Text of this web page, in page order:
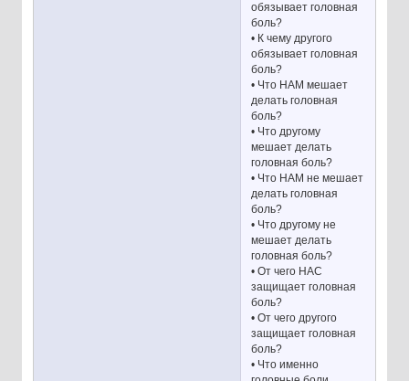
обязывает головная
боль?
• К чему другого
обязывает головная
боль?
• Что НАМ мешает
делать головная
боль?
• Что другому
мешает делать
головная боль?
• Что НАМ не мешает
делать головная
боль?
• Что другому не
мешает делать
головная боль?
• От чего НАС
защищает головная
боль?
• От чего другого
защищает головная
боль?
• Что именно